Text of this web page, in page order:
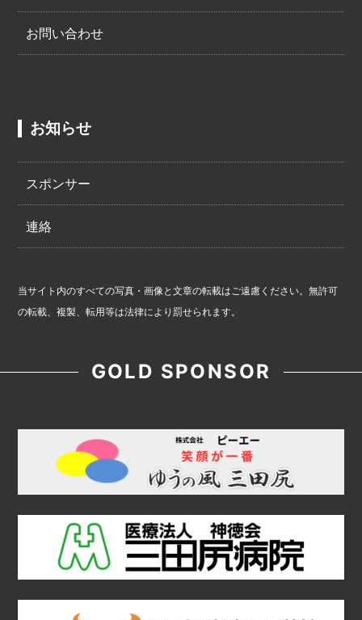
お問い合わせ
お知らせ
スポンサー
連絡
当サイト内のすべての写真・画像と文章の転載はご遠慮ください。無許可
の転載、複製、転用等は法律により罰せられます。
GOLD SPONSOR